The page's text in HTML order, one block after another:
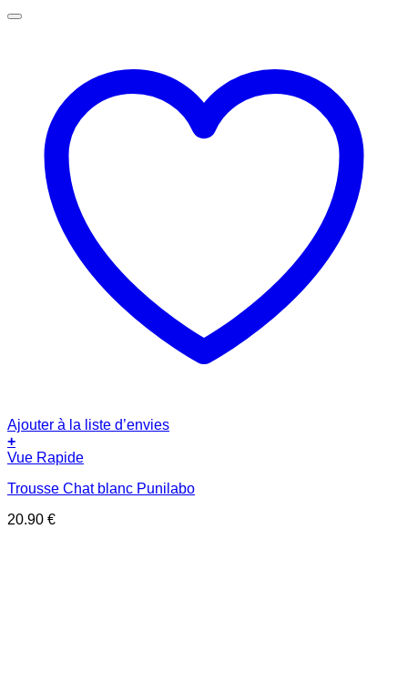
Ajouter à la liste d’envies
+
Vue Rapide
Trousse Chat blanc Punilabo
20.90 €